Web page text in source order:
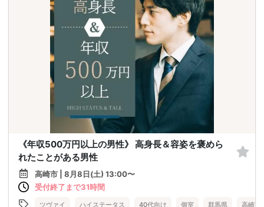
《年収500万円以上の男性》 高身長＆容姿を褒めら
れたことがある男性
高崎市 | 8月8日(土) 13:00〜
受付終了まで31時間
ツヴァイ ハイステータス 40代向け 個室 群馬県 高崎市